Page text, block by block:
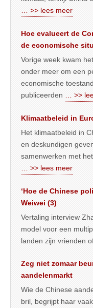
… >> lees meer
Hoe evalueert de
de economische
Vorige week kwam
onder meer om een
economische
publiceerden
… >>
Klimaatbeleid in
Het klimaatbeleid in
en deskundigen
samenwerken met
… >> lees meer
‘Hoe de Chinese
Weiwei (3)
Vertaling interview
model voor een
landen zijn vrienden
Zeg niet zomaar
aandelenmarkt
Wie de Chinese
bril, begrijpt haar